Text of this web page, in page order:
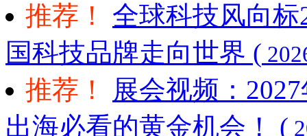
推荐！
全球科技风向标
国科技品牌走向世界 (
推荐！
展会视频：
出海必看的黄金机会！ (